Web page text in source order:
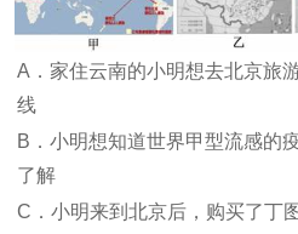
A．家住云南的小明想去北京旅
线
B．小明想知道世界甲型流感的
了解
C．小明来到北京后，购买了丁